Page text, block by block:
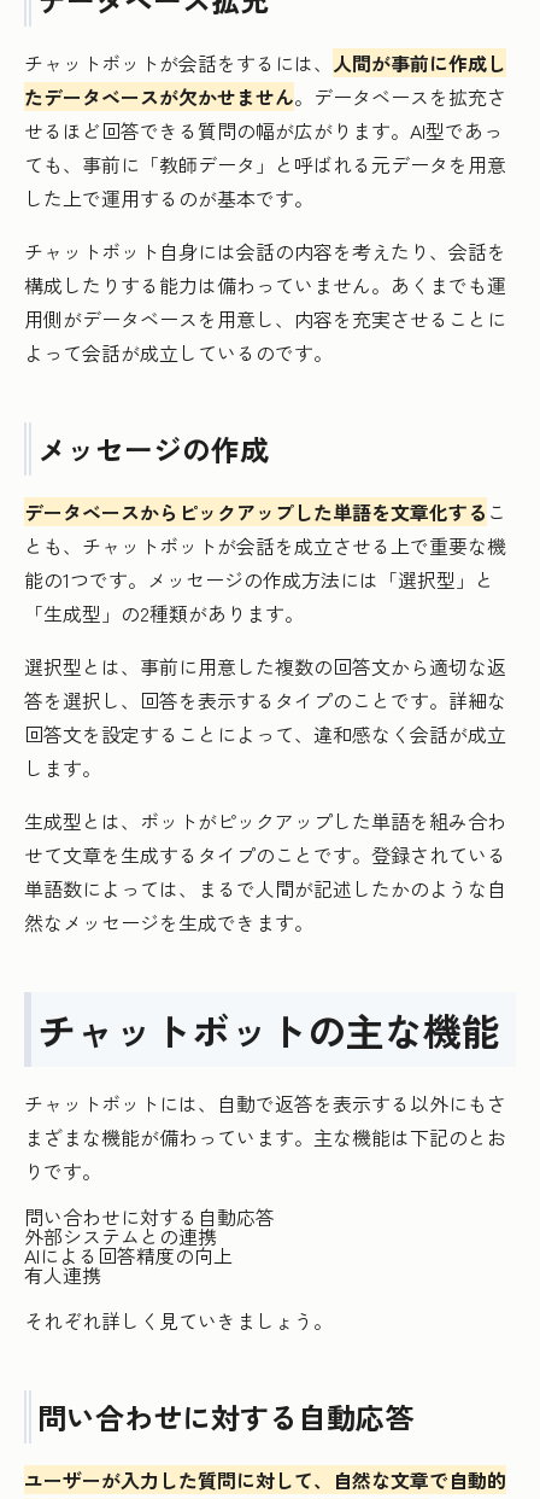
チャットボットが会話をするには、 人間が事前に作成し
たデータベースが欠かせません。データベースを拡充さ
せるほど回答できる質問の幅が広がります。AI型であっ
ても、事前に「教師データ」と呼ばれる元データを用意
した上で運用するのが基本です。
チャットボット自身には会話の内容を考えたり、会話を
構成したりする能力は備わっていません。あくまでも運
用側がデータベースを用意し、内容を充実させることに
よって会話が成立しているのです。
メッセージの作成
データベースからピックアップした単語を文章化する こ
とも、チャットボットが会話を成立させる上で重要な機
能の1つです。メッセージの作成方法には「選択型」と
「生成型」の2種類があります。
選択型とは、事前に用意した複数の回答文から適切な返
答を選択し、回答を表示するタイプのことです。詳細な
回答文を設定することによって、違和感なく会話が成立
します。
生成型とは、ボットがピックアップした単語を組み合わ
せて文章を生成するタイプのことです。登録されている
単語数によっては、まるで人間が記述したかのような自
然なメッセージを生成できます。
チャットボットの主な機能
チャットボットには、自動で返答を表示する以外にもさ
まざまな機能が備わっています。主な機能は下記のとお
りです。
問い合わせに対する自動応答
外部システムとの連携
AIによる回答精度の向上
有人連携
それぞれ詳しく見ていきましょう。
問い合わせに対する自動応答
ユーザーが入力した質問に対して、自然な文章で自動的